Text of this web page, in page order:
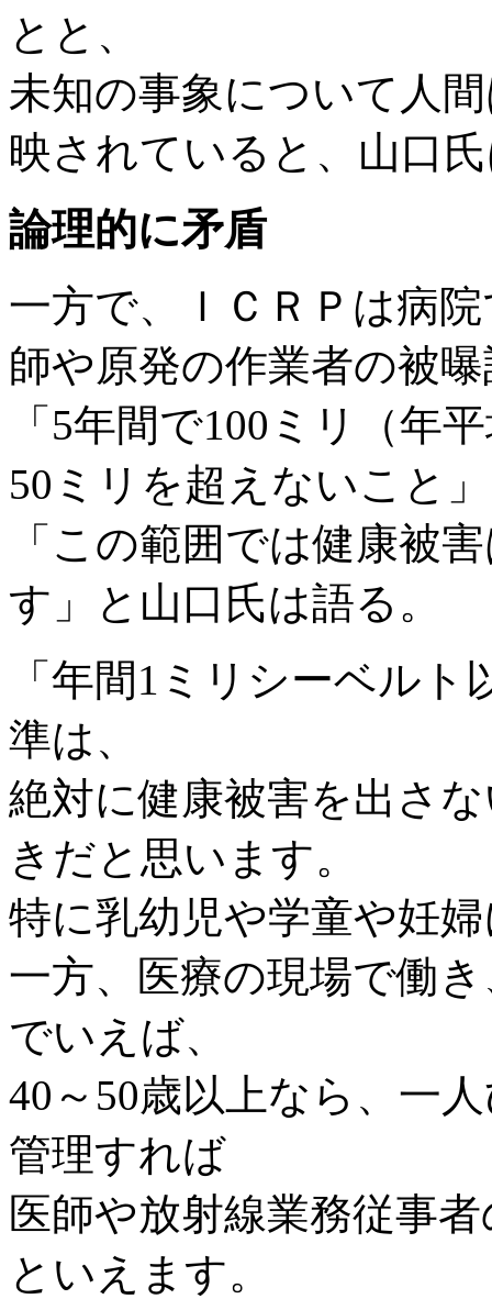
とと、
未知の事象について人
映されていると、山口
論理的に矛盾
一方で、ＩＣＲＰは病
師や原発の作業者の被
「5年間で100ミリ（年
50ミリを超えないこと
「この範囲では健康被
す」と山口氏は語る。
「年間1ミリシーベル
準は、
絶対に健康被害を出さ
きだと思います。
特に乳幼児や学童や妊
一方、医療の現場で働
でいえば、
40～50歳以上なら、一
管理すれば
医師や放射線業務従事
といえます。